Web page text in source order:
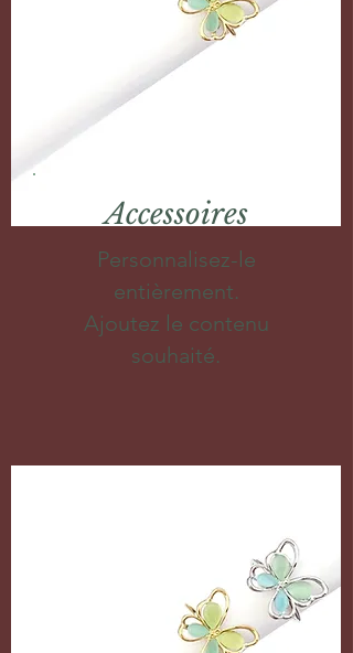
Accessoires
Personnalisez-le
entièrement.
Ajoutez le contenu
souhaité.